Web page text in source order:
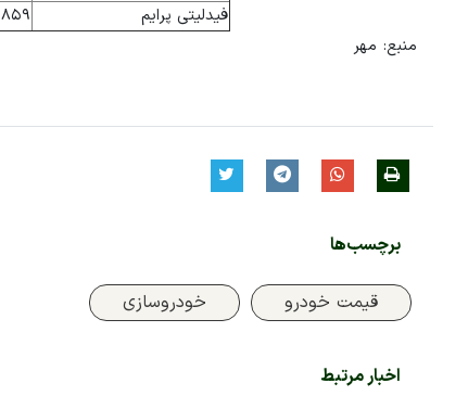
فیدلیتی پرایم
۸۵۹ میلیون تومان
منبع: مهر
برچسب‌ها
قیمت خودرو خودروسازی
اخبار مرتبط